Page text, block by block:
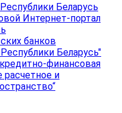
Беларусь
Интернет-портал
банков
Беларусь"
финансовая
расчетное и